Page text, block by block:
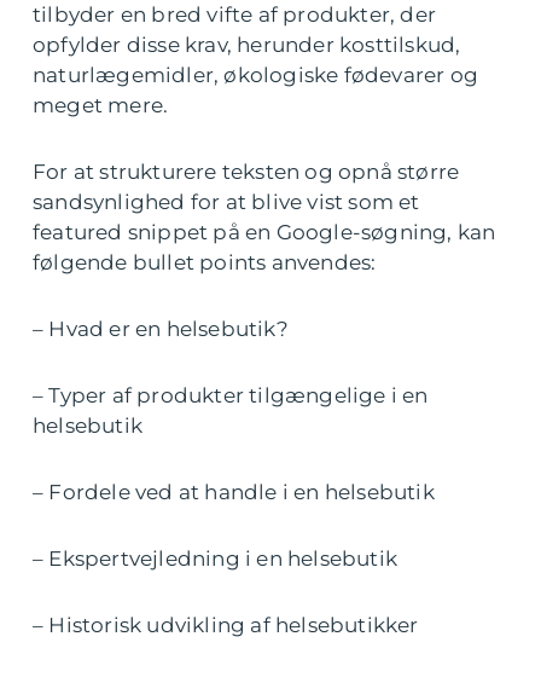
tilbyder en bred vifte af produkter, der
opfylder disse krav, herunder kosttilskud,
naturlægemidler, økologiske fødevarer og
meget mere.
For at strukturere teksten og opnå større
sandsynlighed for at blive vist som et
featured snippet på en Google-søgning, kan
følgende bullet points anvendes:
– Hvad er en helsebutik?
– Typer af produkter tilgængelige i en
helsebutik
– Fordele ved at handle i en helsebutik
– Ekspertvejledning i en helsebutik
– Historisk udvikling af helsebutikker